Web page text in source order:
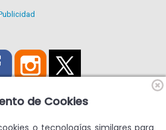
de Cookies
o tecnologías similares para